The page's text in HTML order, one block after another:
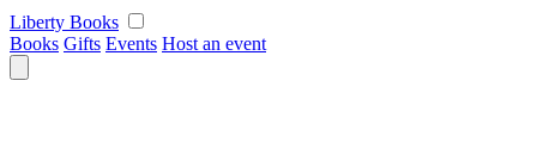
Skip
to
content
Liberty Books
Books Gifts Events Host an event